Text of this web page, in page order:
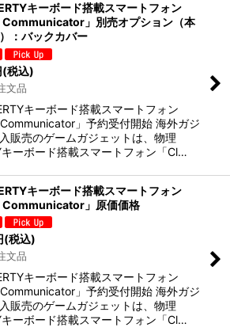
キーボード搭載スマートフォン
Communicator」別売オプション（本
：バックカバー
(税込)
文品
キーボード搭載スマートフォン
Communicator」予約受付開始 海外ガジ
販売のゲームガジェットは、物理
キーボード搭載スマートフォン「Cl…
キーボード搭載スマートフォン
Communicator」原価価格
(税込)
文品
キーボード搭載スマートフォン
Communicator」予約受付開始 海外ガジ
販売のゲームガジェットは、物理
キーボード搭載スマートフォン「Cl…